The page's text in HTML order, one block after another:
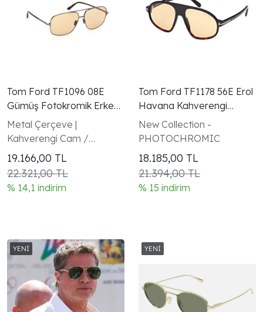
Tom Ford TF1096 08E
Gümüş Fotokromik Erkek
Güneş Gözlüğü
Metal Çerçeve |
Kahverengi Cam /
Fotokromik Güneş
19.166,00 TL
22.321,00 TL
% 14,1 indirim
Tom Ford TF1178 56E Erol
Havana Kahverengi
Unisex Güneş Gözlüğü
New Collection -
PHOTOCHROMIC
18.185,00 TL
21.394,00 TL
% 15 indirim